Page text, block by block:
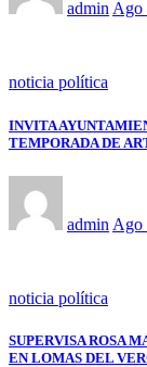
adminAgo
noticia política
INVITA
TEMPORADA DE
admin Ago
noticia política
SUPERVISA ROSA
EN LOMAS DEL